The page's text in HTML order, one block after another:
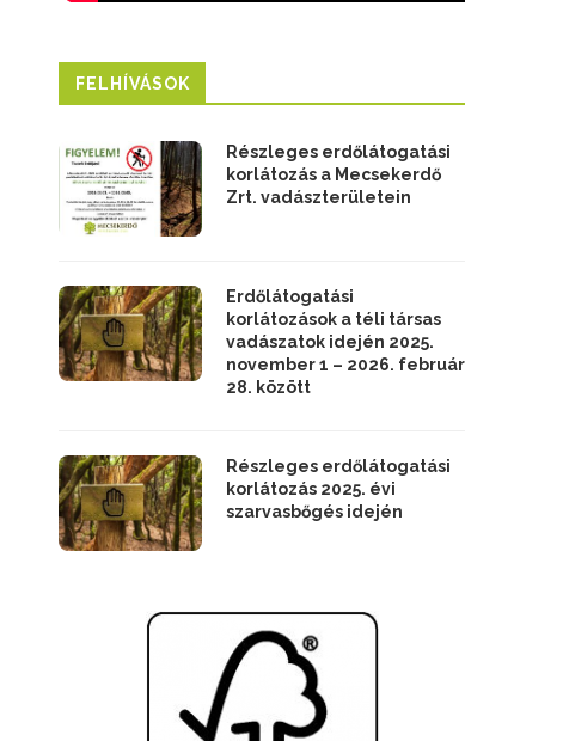
FELHÍVÁSOK
Részleges erdőlátogatási
korlátozás a Mecsekerdő
Zrt. vadászterületein
Erdőlátogatási
korlátozások a téli társas
vadászatok idején 2025.
november 1 – 2026. február
28. között
Részleges erdőlátogatási
korlátozás 2025. évi
szarvasbőgés idején